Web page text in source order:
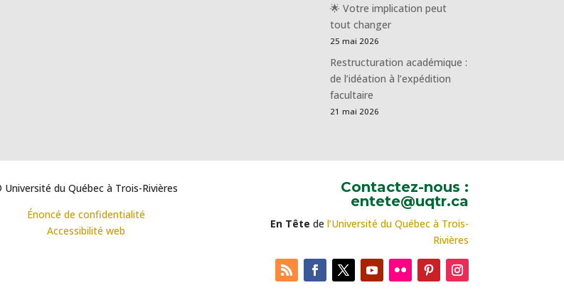
🌟 Votre implication peut
tout changer
25 mai 2026
Restructuration académique :
de l’idéation à l’expédition
facultaire
21 mai 2026
Université du Québec à Trois-Rivières
Énoncé de confidentialité
Accessibilité web
Contactez-nous :
entete@uqtr.ca
En Tête de l’Université du Québec à Trois-
Rivières